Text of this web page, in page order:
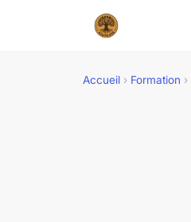
Accueil › Formation ›